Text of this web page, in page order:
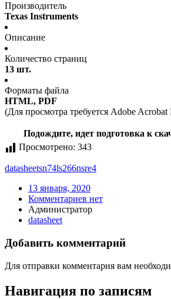
Производитель
Texas Instruments
Описание
Количество страниц
13 шт.
Форматы файла
HTML, PDF
(Для просмотра требуется Adobe Acrobat
Подождите, идет подготовка к
Просмотрено: 343
datasheetsn74ls266nsre4
13 января, 2020
Комментариев нет
Администратор
datasheet
Добавить комментарий
Для отправки комментария вам
Навигация по записям